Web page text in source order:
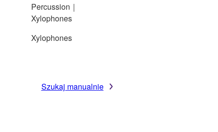
Percussion｜
Xylophones
Xylophones
Szukaj manualnie